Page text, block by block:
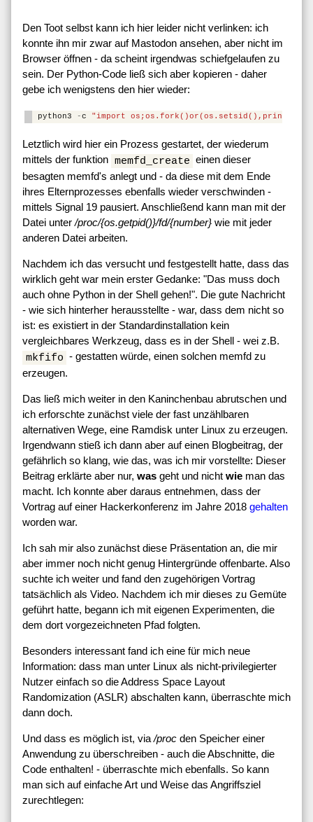
Den Toot selbst kann ich hier leider nicht verlinken: ich
konnte ihn mir zwar auf Mastodon ansehen, aber nicht im
Browser öffnen - da scheint irgendwas schiefgelaufen zu
sein. Der Python-Code ließ sich aber kopieren - daher
gebe ich wenigstens den hier wieder:
python3 -c "import os;os.fork()or(os.setsid(),print(f'/
Letztlich wird hier ein Prozess gestartet, der wiederum
mittels der funktion memfd_create einen dieser
besagten memfd's anlegt und - da diese mit dem Ende
ihres Elternprozesses ebenfalls wieder verschwinden -
mittels Signal 19 pausiert. Anschließend kann man mit der
Datei unter/proc/{os.getpid()}/fd/{number} wie mit jeder
anderen Datei arbeiten.
Nachdem ich das versucht und festgestellt hatte, dass das
wirklich geht war mein erster Gedanke: "Das muss doch
auch ohne Python in der Shell gehen!". Die gute Nachricht
- wie sich hinterher herausstellte - war, dass dem nicht so
ist: es existiert in der Standardinstallation kein
vergleichbares Werkzeug, dass es in der Shell - wei z.B.
mkfifo - gestatten würde, einen solchen memfd zu
erzeugen.
Das ließ mich weiter in den Kaninchenbau abrutschen und
ich erforschte zunächst viele der fast unzählbaren
alternativen Wege, eine Ramdisk unter Linux zu erzeugen.
Irgendwann stieß ich dann aber auf einen Blogbeitrag, der
gefährlich so klang, wie das, was ich mir vorstellte: Dieser
Beitrag erklärte aber nur, was geht und nicht wie man das
macht. Ich konnte aber daraus entnehmen, dass der
Vortrag auf einer Hackerkonferenz im Jahre 2018 gehalten
worden war.
Ich sah mir also zunächst diese Präsentation an, die mir
aber immer noch nicht genug Hintergründe offenbarte. Also
suchte ich weiter und fand den zugehörigen Vortrag
tatsächlich als Video. Nachdem ich mir dieses zu Gemüte
geführt hatte, begann ich mit eigenen Experimenten, die
dem dort vorgezeichneten Pfad folgten.
Besonders interessant fand ich eine für mich neue
Information: dass man unter Linux als nicht-privilegierter
Nutzer einfach so die Address Space Layout
Randomization (ASLR) abschalten kann, überraschte mich
dann doch.
Und dass es möglich ist, via/proc den Speicher einer
Anwendung zu überschreiben - auch die Abschnitte, die
Code enthalten! - überraschte mich ebenfalls. So kann
man sich auf einfache Art und Weise das Angriffsziel
zurechtlegen: